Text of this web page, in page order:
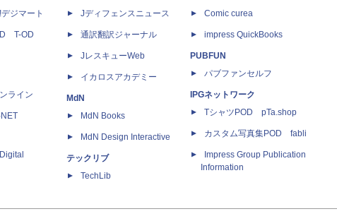
ジマート
T-OD
ライン
Jディフェンスニュース
通訳翻訳ジャーナル
JレスキューWeb
イカロスアカデミー
MdN
MdN Books
MdN Design Interactive
テックリブ
TechLib
Comic curea
impress QuickBooks
PUBFUN
パブファンセルフ
IPGネットワーク
TシャツPOD pTa.shop
カスタム写真集POD fabli
Impress Group Publication
Information